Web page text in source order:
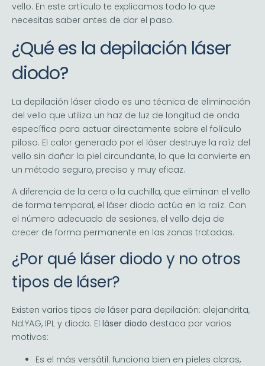
vello. En este artículo te explicamos todo lo que
necesitas saber antes de dar el paso.
¿Qué es la depilación láser
diodo?
La depilación láser diodo es una técnica de eliminación
del vello que utiliza un haz de luz de longitud de onda
específica para actuar directamente sobre el folículo
piloso. El calor generado por el láser destruye la raíz del
vello sin dañar la piel circundante, lo que la convierte en
un método seguro, preciso y muy eficaz.
A diferencia de la cera o la cuchilla, que eliminan el vello
de forma temporal, el láser diodo actúa en la raíz. Con
el número adecuado de sesiones, el vello deja de
crecer de forma permanente en las zonas tratadas.
¿Por qué láser diodo y no otros
tipos de láser?
Existen varios tipos de láser para depilación: alejandrita,
Nd:YAG, IPL y diodo. El láser diodo destaca por varios
motivos:
Es el más versátil: funciona bien en pieles claras,